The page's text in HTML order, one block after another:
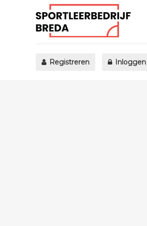
Registreren Inloggen